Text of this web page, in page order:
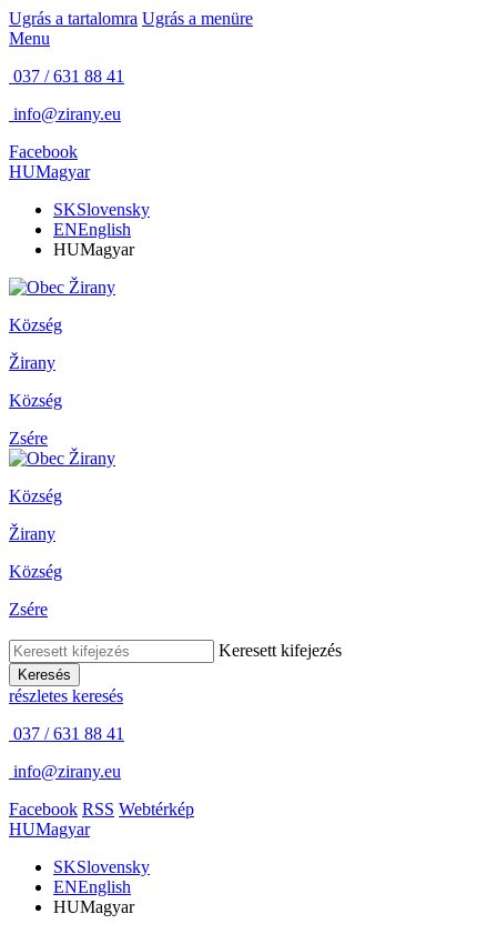
Ugrás a tartalomra Ugrás a menüre
Menu
037 / 631 88 41
info@zirany.eu
Facebook
HUMagyar
SKSlovensky
ENEnglish
HUMagyar
Község
Žirany
Község
Zsére
Község
Žirany
Község
Zsére
Keresett kifejezés
Keresés
részletes keresés
037 / 631 88 41
info@zirany.eu
Facebook RSS Webtérkép
HUMagyar
SKSlovensky
ENEnglish
HUMagyar